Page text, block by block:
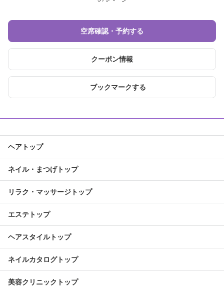
空席確認・予約する
クーポン情報
ブックマークする
ヘアトップ
ネイル・まつげトップ
リラク・マッサージトップ
エステトップ
ヘアスタイルトップ
ネイルカタログトップ
美容クリニックトップ